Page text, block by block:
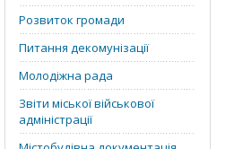
Розвиток громади
Питання декомунізації
Молодіжна рада
Звіти міської військової
адміністрації